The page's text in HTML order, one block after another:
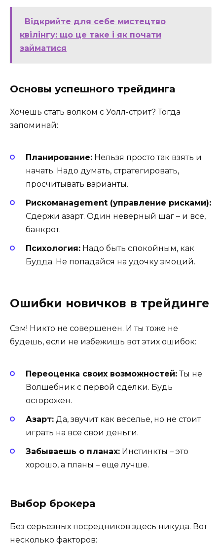
Відкрийте для себе мистецтво
квілінгу: що це таке і як почати
займатися
Основы успешного трейдинга
Хочешь стать волком с Уолл-стрит? Тогда
запоминай:
Планирование: Нельзя просто так взять и
начать. Надо думать, стратегировать,
просчитывать варианты.
Рискоманagement (управление рисками):
Сдержи азарт. Один неверный шаг – и все,
банкрот.
Психология: Надо быть спокойным, как
Будда. Не попадайся на удочку эмоций.
Ошибки новичков в трейдинге
Сэм! Никто не совершенен. И ты тоже не
будешь, если не избежишь вот этих ошибок:
Переоценка своих возможностей:Ты не
Волшебник с первой сделки. Будь
осторожен.
Азарт: Да, звучит как веселье, но не стоит
играть на все свои деньги.
Забываешь о планах: Инстинкты – это
хорошо, а планы – еще лучше.
Выбор брокера
Без серьезных посредников здесь никуда. Вот
несколько факторов: